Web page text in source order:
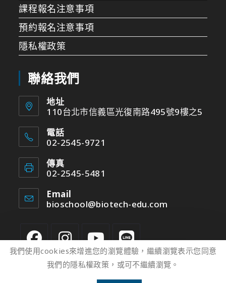
課程報名注意事項
預約報名注意事項
隱私權政策
聯絡我們
地址
110台北市信義區光復南路495號9樓之5
電話
02-2545-9721
傳真
02-2545-5481
Email
bioschool@biotech-edu.com
我們使用cookies來增進您的瀏覽體驗，繼續瀏覽表示您同意
我們的隱私權政策，或可不繼續瀏覽。